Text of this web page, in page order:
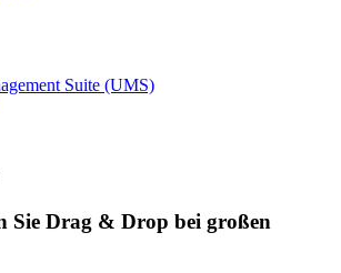
Suite (UMS)
Sie Drag & Drop bei großen